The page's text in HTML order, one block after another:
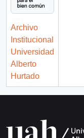
Archivo
Institucional
Universidad
Alberto
Hurtado